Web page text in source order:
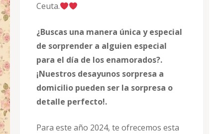
Ceuta.
¿Buscas una manera única y especial
de sorprender a alguien especial
para el día de los enamorados?.
¡Nuestros desayunos sorpresa a
domicilio pueden ser la sorpresa o
detalle perfecto!.
Para este año 2024, te ofrecemos esta